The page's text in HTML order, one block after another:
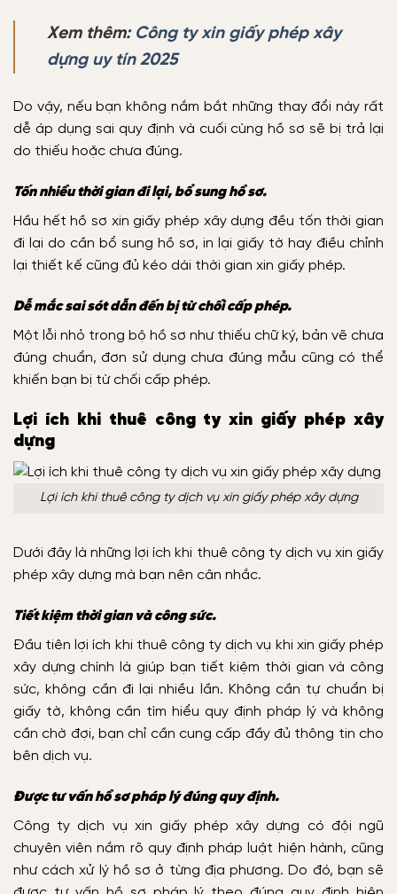
Xem thêm: Công ty xin giấy phép xây
dựng uy tín 2025
Do vậy, nếu bạn không nắm bắt những thay đổi này rất
dễ áp dụng sai quy định và cuối cùng hồ sơ sẽ bị trả lại
do thiếu hoặc chưa đúng.
Tốn nhiều thời gian đi lại, bổ sung hồ sơ.
Hầu hết hồ sơ xin giấy phép xây dựng đều tốn thời gian
đi lại do cần bổ sung hồ sơ, in lại giấy tờ hay điều chỉnh
lại thiết kế cũng đủ kéo dài thời gian xin giấy phép.
Dễ mắc sai sót dẫn đến bị từ chối cấp phép.
Một lỗi nhỏ trong bộ hồ sơ như thiếu chữ ký, bản vẽ chưa
đúng chuẩn, đơn sử dụng chưa đúng mẫu cũng có thể
khiến bạn bị từ chối cấp phép.
Lợi ích khi thuê công ty xin giấy phép xây
dựng
Lợi ích khi thuê công ty dịch vụ xin giấy phép xây dựng
Dưới đây là những lợi ích khi thuê công ty dịch vụ xin giấy
phép xây dựng mà bạn nên cân nhắc.
Tiết kiệm thời gian và công sức.
Đầu tiên lợi ích khi thuê công ty dịch vụ khi xin giấy phép
xây dựng chính là giúp bạn tiết kiệm thời gian và công
sức, không cần đi lại nhiều lần. Không cần tự chuẩn bị
giấy tờ, không cần tìm hiểu quy định pháp lý và không
cần chờ đợi, bạn chỉ cần cung cấp đầy đủ thông tin cho
bên dịch vụ.
Được tư vấn hồ sơ pháp lý đúng quy định.
Công ty dịch vụ xin giấy phép xây dựng có đội ngũ
chuyên viên nắm rõ quy định pháp luật hiện hành, cũng
như cách xử lý hồ sơ ở từng địa phương. Do đó, bạn sẽ